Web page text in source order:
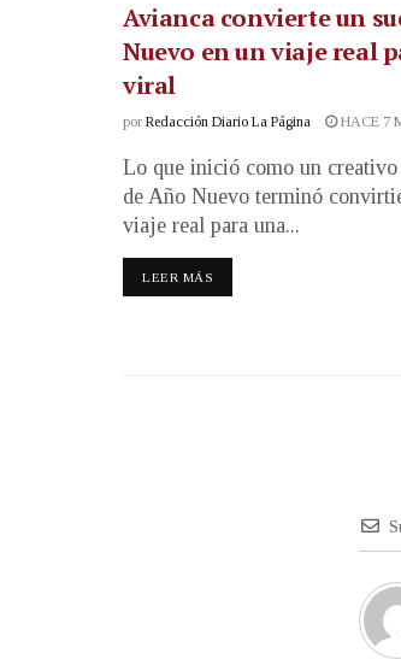
Avianca convierte un
Nuevo en un viaje real
viral
por Redacción Diario La Página HACE 7
Lo que inició como un creativo
de Año Nuevo terminó
viaje real para una...
LEER MÁS